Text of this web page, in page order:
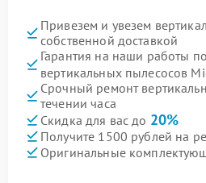
Привезем и увезем
собственной доставкой
Гарантия на наши работы
вертикальных пылесосов
Срочный ремонт
течении часа
Скидка для вас до 20%
Получите 1500 рублей на
Оригинальные